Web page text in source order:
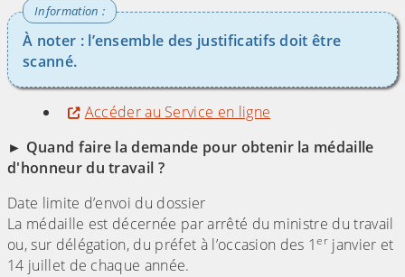
À noter : l’ensemble des justificatifs doit être
scanné.
Accéder au Service en ligne
► Quand faire la demande pour obtenir la médaille
d'honneur du travail ?
Date limite d’envoi du dossier
La médaille est décernée par arrêté du ministre du travail
ou, sur délégation, du préfet à l’occasion des 1er janvier et
14 juillet de chaque année.